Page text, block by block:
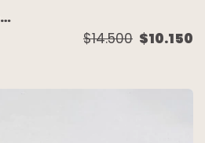
$14.500 $10.150